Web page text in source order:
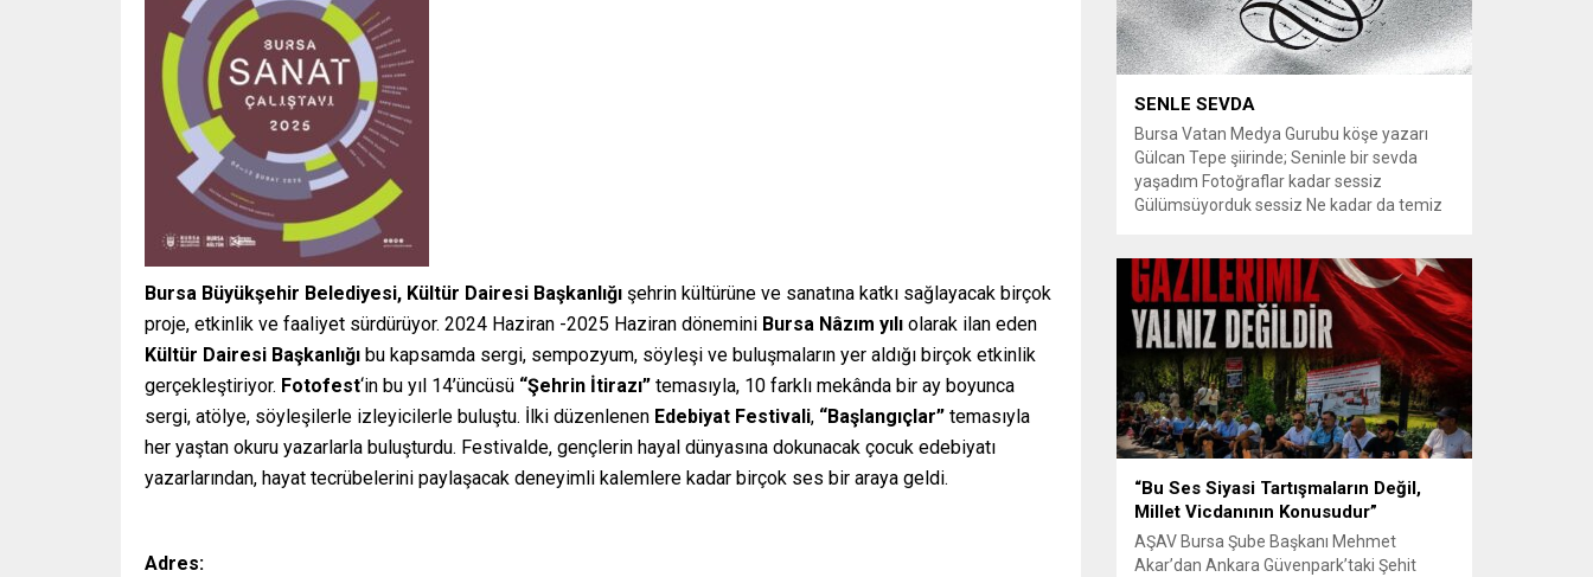
Bursa Büyükşehir Belediyesi, Kültür Dairesi Başkanlığı şehrin kültürüne ve sanatına katkı sağlayacak birçok
proje, etkinlik ve faaliyet sürdürüyor. 2024 Haziran -2025 Haziran dönemini Bursa Nâzım yılı olarak ilan eden
Kültür Dairesi Başkanlığı bu kapsamda sergi, sempozyum, söyleşi ve buluşmaların yer aldığı birçok etkinlik
gerçekleştiriyor. Fotofest‘in bu yıl 14’üncüsü “Şehrin İtirazı” temasıyla, 10 farklı mekânda bir ay boyunca
sergi, atölye, söyleşilerle izleyicilerle buluştu. İlki düzenlenen Edebiyat Festivali, “Başlangıçlar” temasıyla
her yaştan okuru yazarlarla buluşturdu. Festivalde, gençlerin hayal dünyasına dokunacak çocuk edebiyatı
yazarlarından, hayat tecrübelerini paylaşacak deneyimli kalemlere kadar birçok ses bir araya geldi.
Adres:
yapılması çağrısında bulunuyor. Son
dönemde sosyal medya platformlarında
en çok konuşulan konular arasında...
SENLE SEVDA
Bursa Vatan Medya Gurubu köşe yazarı
Gülcan Tepe şiirinde; Seninle bir sevda
yaşadım Fotoğraflar kadar sessiz
Gülümsüyorduk sessiz Ne kadar da temiz
bakışın yetiyordu gözlerime Dünyayı
tutturmaya ben de Kalbim Sen Diye çırpınıp
duruyordu Zamana yarışıyordu inat Hayata
Senle...
“Bu Ses Siyasi Tartışmaların Değil,
Millet Vicdanının Konusudur”
AŞAV Bursa Şube Başkanı Mehmet
Akar’dan Ankara Güvenpark’taki Şehit